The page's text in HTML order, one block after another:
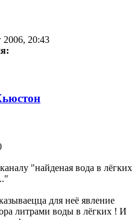
2006, 20:43
"найденая вода в лёгких
для неё явление
литрами воды в лёгких ! И